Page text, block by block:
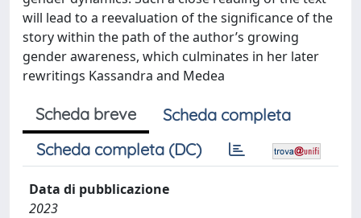
will lead to a reevaluation of the significance of the
story within the path of the author’s growing
gender awareness, which culminates in her later
rewritings Kassandra and Medea
Scheda breve
Scheda completa
Scheda completa (DC)
Data di pubblicazione
2023